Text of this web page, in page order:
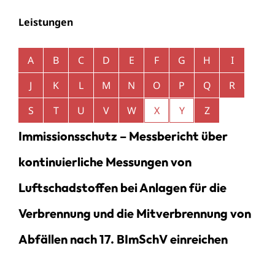
Leistungen
Alphabetisches Register überspringen
A B C D E F G H
I
J
K L M N O P Q
R
S
T U V W X Y Z
Immissionsschutz – Messbericht über
kontinuierliche Messungen von
Luftschadstoffen bei Anlagen für die
Verbrennung und die Mitverbrennung von
Abfällen nach 17. BImSchV einreichen